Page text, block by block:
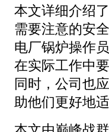
本文详细介绍
需要注意的安
电厂锅炉操作
在实际工作中
同时，公司也
助他们更好地